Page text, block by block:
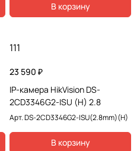
В корзину
111
23 590 ₽
IP-камера HikVision DS-
2CD3346G2-ISU (H) 2.8
Арт.DS-2CD3346G2-ISU(2.8mm)(H)
В корзину